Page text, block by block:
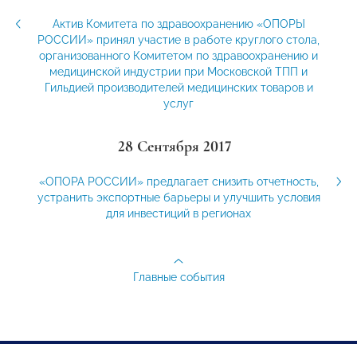
Актив Комитета по здравоохранению «ОПОРЫ
РОССИИ» принял участие в работе круглого стола,
организованного Комитетом по здравоохранению и
медицинской индустрии при Московской ТПП и
Гильдией производителей медицинских товаров и
услуг
28 Сентября 2017
«ОПОРА РОССИИ» предлагает снизить отчетность,
устранить экспортные барьеры и улучшить условия
для инвестиций в регионах
Главные события